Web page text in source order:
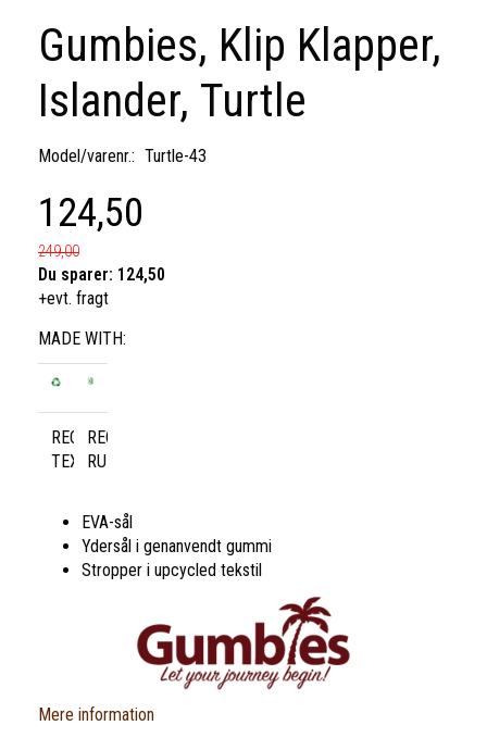
Gumbies, Klip Klapper,
Islander, Turtle
Model/varenr.: Turtle-43
124,50
249,00
Du sparer: 124,50
+evt. fragt
MADE WITH:
RECYCLED
TEXTILE
RECYCLED
RUBBER
EVA-sål
Ydersål i genanvendt gummi
Stropper i upcycled tekstil
Mere information